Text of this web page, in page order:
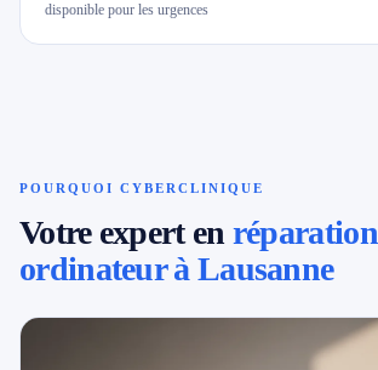
disponible pour les urgences
POURQUOI CYBERCLINIQUE
Votre expert en réparation
ordinateur à Lausanne